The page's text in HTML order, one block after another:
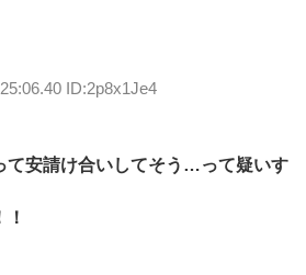
ID:2p8x1Je4
て安請け合いしてそう…って疑いす